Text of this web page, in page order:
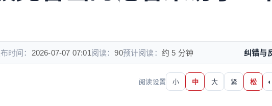
时间： 2026-07-07 07:01阅读：90预计阅读： 约 5 分钟 纠错与
阅读设置 小 中 大 紧 松 ◐